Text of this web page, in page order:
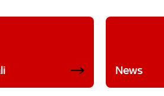
News